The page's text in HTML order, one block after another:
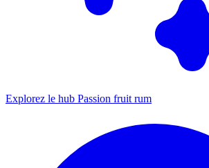
Explorez le hub Passion fruit rum